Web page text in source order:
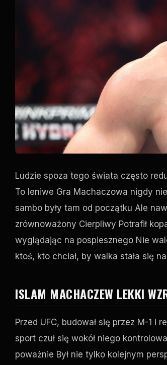
Ludzie spoza tego świata często
To leniwe Gra Machaczowa nigdy
sambo były tam od początku Ale
zrównoważony Cierpliwy Potrafił
wyglądając na pospiesznego Nie
ktoś, kto chciał, by walka stała się
ISLAM MACHACZEW LEKKI
Przed UFC, budował się przez M-1 i
sport czuł się wokół niego
poważnie Był nie tylko kolejnym